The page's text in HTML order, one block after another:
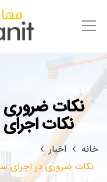
نکات ضروری
نکات
خانه
اخبار
نکات ضروری در اجرای